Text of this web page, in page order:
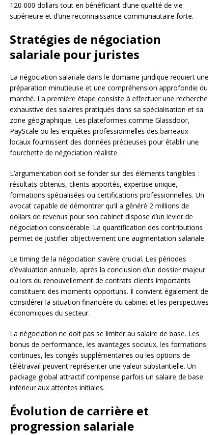
120 000 dollars tout en bénéficiant d’une qualité de vie
supérieure et d’une reconnaissance communautaire forte.
Stratégies de négociation
salariale pour juristes
La négociation salariale dans le domaine juridique requiert une
préparation minutieuse et une compréhension approfondie du
marché. La première étape consiste à effectuer une recherche
exhaustive des salaires pratiqués dans sa spécialisation et sa
zone géographique. Les plateformes comme Glassdoor,
PayScale ou les enquêtes professionnelles des barreaux
locaux fournissent des données précieuses pour établir une
fourchette de négociation réaliste.
L’argumentation doit se fonder sur des éléments tangibles :
résultats obtenus, clients apportés, expertise unique,
formations spécialisées ou certifications professionnelles. Un
avocat capable de démontrer qu’il a généré 2 millions de
dollars de revenus pour son cabinet dispose d’un levier de
négociation considérable. La quantification des contributions
permet de justifier objectivement une augmentation salariale.
Le timing de la négociation s’avère crucial. Les périodes
d’évaluation annuelle, après la conclusion d’un dossier majeur
ou lors du renouvellement de contrats clients importants
constituent des moments opportuns. Il convient également de
considérer la situation financière du cabinet et les perspectives
économiques du secteur.
La négociation ne doit pas se limiter au salaire de base. Les
bonus de performance, les avantages sociaux, les formations
continues, les congés supplémentaires ou les options de
télétravail peuvent représenter une valeur substantielle. Un
package global attractif compense parfois un salaire de base
inférieur aux attentes initiales.
Évolution de carrière et
progression salariale